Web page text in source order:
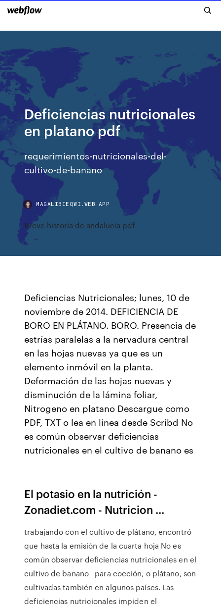
Deficiencias nutricionales
en platano pdf
requerimientos-nutricionales-del-
cultivo-de-banano
MAGALIBIEQWI.WEB.APP
Breve historia de andalucia pdf
Deficiencias Nutricionales; lunes, 10 de
noviembre de 2014. DEFICIENCIA DE
BORO EN PLÁTANO. BORO. Presencia de
estrías paralelas a la nervadura central
en las hojas nuevas ya que es un
elemento inmóvil en la planta.
Deformación de las hojas nuevas y
disminución de la lámina foliar,
Nitrogeno en platano Descargue como
PDF, TXT o lea en línea desde Scribd No
es común observar deficiencias
nutricionales en el cultivo de banano es
El potasio en la nutrición -
Zonadiet.com - Nutricion ...
trabajando con el cultivo de plátano, encontró
que hasta la emisión de la cuarta hoja No es
común observar deficiencias nutricionales en el
cultivo de banano para cocción, o plátano, son
cultivadas también en algunos países. Las
deficiencias nutricionales impiden el